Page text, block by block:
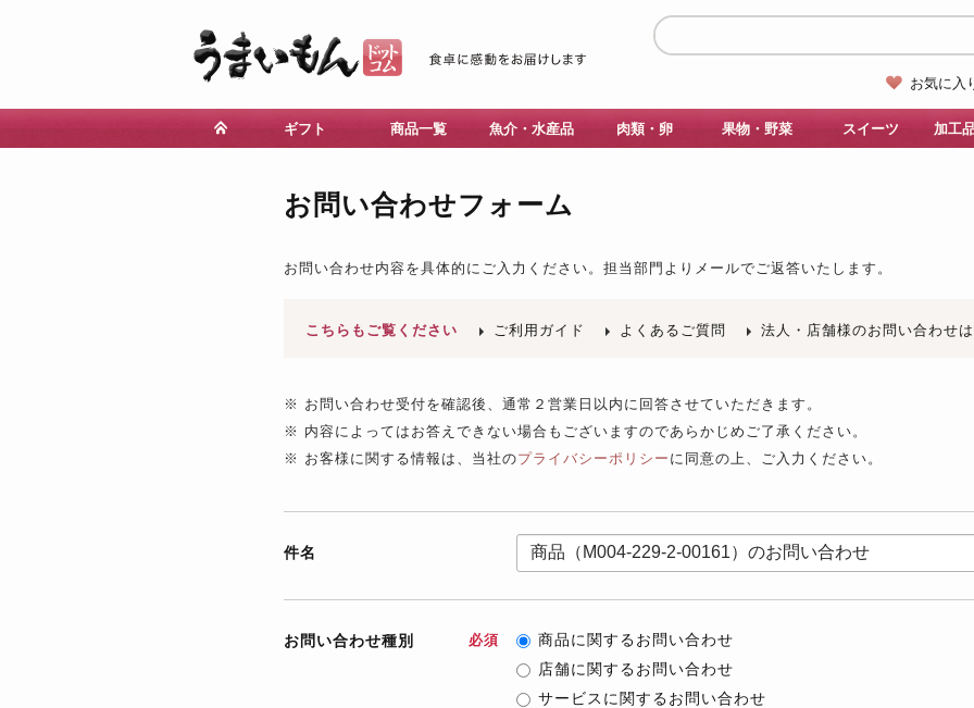
お気に入
ギフト 商品一覧 魚介・水産品 肉類・卵 果物・野菜 スイーツ 加工
お問い合わせフォーム
お問い合わせ内容を具体的にご入力ください。担当部門よりメールでご返答いたします。
こちらもご覧ください ご利用ガイド よくあるご質問 法人・店舗様のお問い合わせ
※ お問い合わせ受付を確認後、通常２営業日以内に回答させていただきます。
※ 内容によってはお答えできない場合もございますのであらかじめご了承ください。
※ お客様に関する情報は、当社のプライバシーポリシー に同意の上、ご入力ください。
件名
お問い合わせ種別 必須
商品に関するお問い合わせ
店舗に関するお問い合わせ
サービスに関するお問い合わせ